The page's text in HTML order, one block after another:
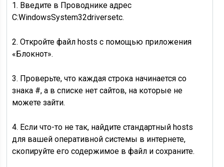
1. Введите в Проводнике адрес
C:WindowsSystem32driversetc.
2. Откройте файл hosts с помощью приложения
«Блокнот».
3. Проверьте, что каждая строка начинается со
знака #, а в списке нет сайтов, на которые не
можете зайти.
4. Если что-то не так, найдите стандартный hosts
для вашей оперативной системы в интернете,
скопируйте его содержимое в файл и сохраните.